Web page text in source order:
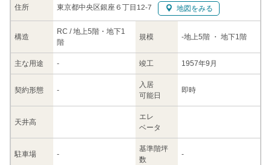
住所 東京都中央区銀座６丁目12-7 地図をみる
構造
RC / 地上5階・地下1
階
規模 -地上5階 ・ 地下1階
主な用途 - 竣工 1957年9月
契約形態 -
入居
可能日
即時
天井高
エレ
ベータ
駐車場 -
基準階坪
数
-